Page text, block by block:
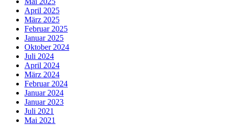
April 2025
März 2025
Februar 2025
Januar 2025
Oktober 2024
Juli 2024
April 2024
März 2024
Februar 2024
Januar 2024
Januar 2023
Juli 2021
Mai 2021